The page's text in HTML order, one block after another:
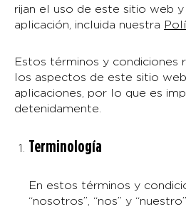
rijan el uso de este sitio web
aplicación, incluida nuestra
Estos términos y condiciones
los aspectos de este sitio
aplicaciones, por lo que es
detenidamente.
Terminología
En estos términos y
“nosotros”, “nos” y